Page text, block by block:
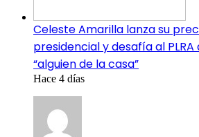
Celeste Amarilla lanza su
presidencial y desafía al
“alguien de la casa”
Hace 4 días